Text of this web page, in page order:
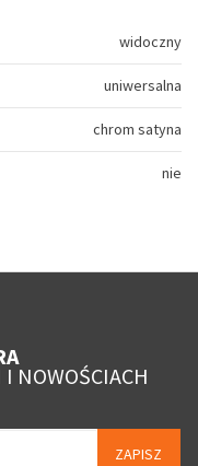
widoczny
uniwersalna
chrom satyna
nie
NOWOŚCIACH
ZAPISZ